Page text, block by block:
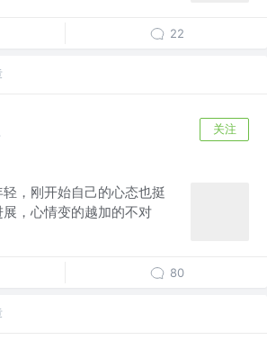
22
关注
，刚开始自己的心态也挺
，心情变的越加的不对
80